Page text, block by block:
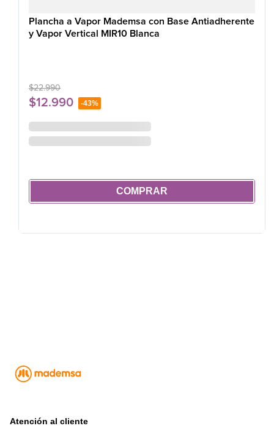
Plancha a Vapor Mademsa con Base Antiadherente
y Vapor Vertical MIR10 Blanca
$22.990
$12.990 -43%
COMPRAR
Atención al cliente